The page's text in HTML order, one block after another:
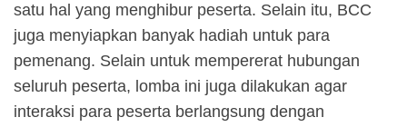
satu hal yang menghibur peserta. Selain itu, BCC
juga menyiapkan banyak hadiah untuk para
pemenang. Selain untuk mempererat hubungan
seluruh peserta, lomba ini juga dilakukan agar
interaksi para peserta berlangsung dengan